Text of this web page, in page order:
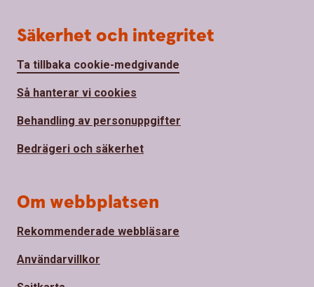
Säkerhet och integritet
Ta tillbaka cookie-medgivande
Så hanterar vi cookies
Behandling av personuppgifter
Bedrägeri och säkerhet
Om webbplatsen
Rekommenderade webbläsare
Användarvillkor